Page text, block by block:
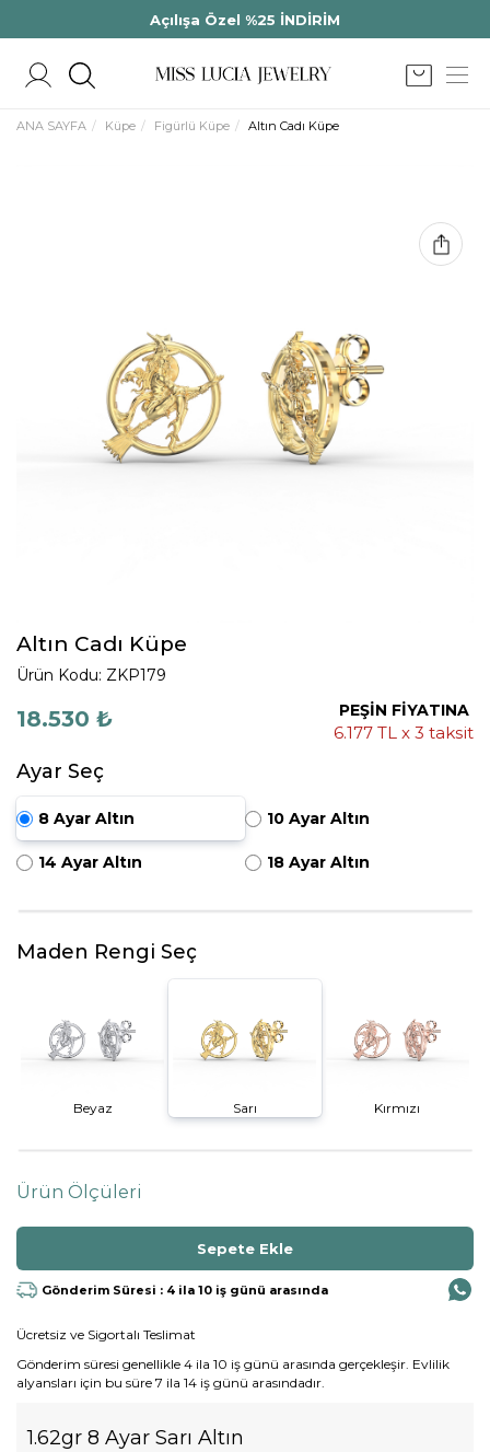
Açılışa Özel %25 İNDİRİM
ANA SAYFA Küpe Figürlü Küpe Altın Cadı Küpe
Altın Cadı Küpe
Ürün Kodu: ZKP179
18.530 ₺ PEŞİN FİYATINA
6.177 TL x 3 taksit
Ayar Seç
8 Ayar Altın 10 Ayar Altın
14 Ayar Altın 18 Ayar Altın
Maden Rengi Seç
Beyaz Sarı Kırmızı
Ürün Ölçüleri
Gönderim Süresi : 4 ila 10 iş günü arasında
Ücretsiz ve Sigortalı Teslimat
Gönderim süresi genellikle 4 ila 10 iş günü arasında gerçekleşir. Evlilik
alyansları için bu süre 7 ila 14 iş günü arasındadır.
1.62gr 8 Ayar Sarı Altın